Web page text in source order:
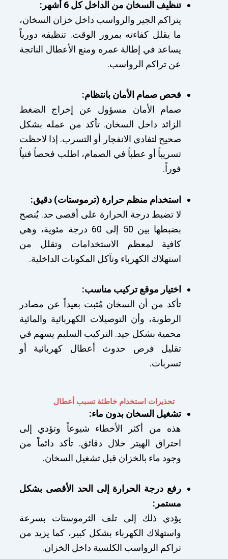
تنظيف السخان من الداخل كل 6 أشهر:
يتراكم الجير والرواسب داخل خزان السخان،
ما يقلل كفاءته بمرور الوقت. تنظيفه دورياً
يساعد في إطالة عمره ومنع الأعطال الناتجة
عن تراكم الرواسب.
فحص صمام الأمان بانتظام:
صمام الأمان مسؤول عن إخراج الضغط
الزائد داخل السخان. تأكد من عمله بشكل
صحيح لتفادي الانفجار أو التسرب. إذا لاحظت
تسريباً أو عطباً في الصمام، اطلب فحصاً فنياً
فوراً.
استخدام منظم حرارة (ترموستات) دقيق:
لا تضبط درجة الحرارة على أقصى حد. يُنصح
بضبطها بين 50 إلى 60 درجة مئوية، وهي
كافية لمعظم الاستخدامات وتقلل من
استهلاك الكهرباء وتآكل المكونات الداخلية.
اختيار موقع تركيب مناسب:
تأكد من أن السخان مُثبت بعيداً عن مصادر
الرطوبة، وأن التوصيلات الكهربائية والمائية
محمية بشكل جيد. التركيب السليم يسهم في
تقليل فرص حدوث أعطال كهربائية أو
تسربات.
تحذيرات استخدام خاطئة تسبب أعطال
تشغيل السخان بدون ماء:
هذه من أكثر الأخطاء شيوعاً وتؤدي إلى
احتراق الهيتر خلال دقائق. تأكد دائماً من
وجود ماء بالخزان قبل تشغيل السخان.
رفع درجة الحرارة إلى الحد الأقصى بشكل
مستمر:
يؤدي ذلك إلى تلف الثرموستات بسرعة
واستهلاك الكهرباء بشكل كبير، كما يزيد من
تراكم الرواسب الكلسية داخل الخزان.